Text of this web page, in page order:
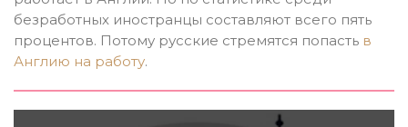
безработных иностранцы составляют всего пять
процентов. Потому русские стремятся попасть в
Англию на работу.